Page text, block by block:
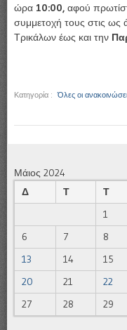
ώρα 10:00, αφού
συμμετοχή τους στις ως
Τρικάλων έως και την
Κατηγορία :Όλες οι
Μάιος 2024
Δ
Τ Τ
1
6
7 8
13
14 15
20
21 22
27
28 29